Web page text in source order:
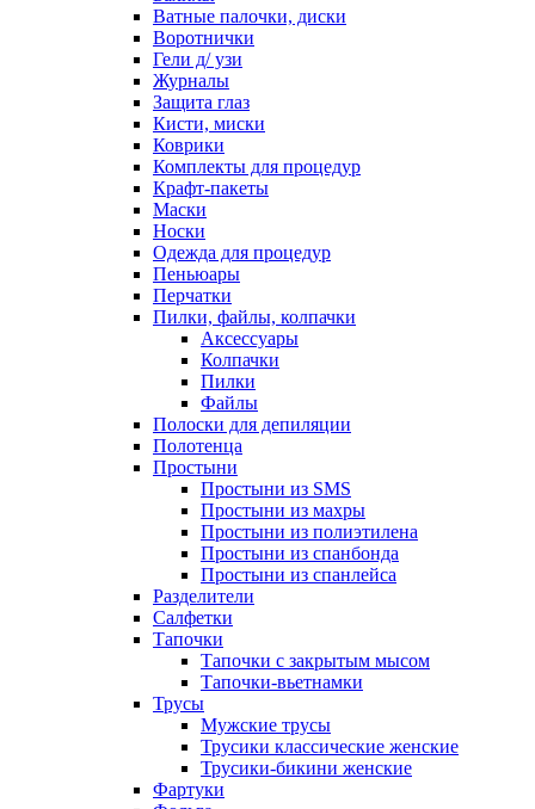
Ватные палочки, диски
Воротнички
Гели д/ узи
Журналы
Защита глаз
Кисти, миски
Коврики
Комплекты для процедур
Крафт-пакеты
Маски
Носки
Одежда для процедур
Пеньюары
Перчатки
Пилки, файлы, колпачки
Аксессуары
Колпачки
Пилки
Файлы
Полоски для депиляции
Полотенца
Простыни
Простыни из SMS
Простыни из махры
Простыни из полиэтилена
Простыни из спанбонда
Простыни из спанлейса
Разделители
Салфетки
Тапочки
Тапочки с закрытым мысом
Тапочки-вьетнамки
Трусы
Мужские трусы
Трусики классические женские
Трусики-бикини женские
Фартуки